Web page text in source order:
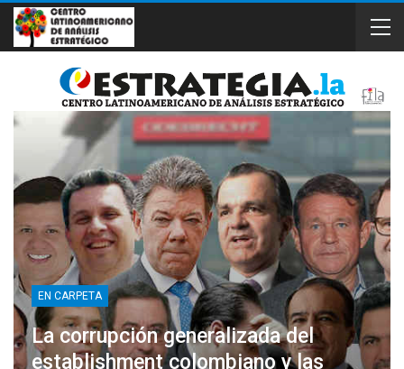
EN CARPETA
La corrupción generalizada del
establishment colombiano y las